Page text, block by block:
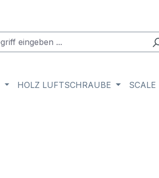
HOLZ LUFTSCHRAUBE